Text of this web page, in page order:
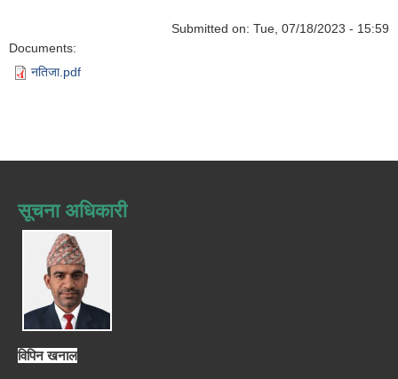
Submitted on: Tue, 07/18/2023 - 15:59
Documents:
नतिजा.pdf
सूचना अधिकारी
विपिन खनाल